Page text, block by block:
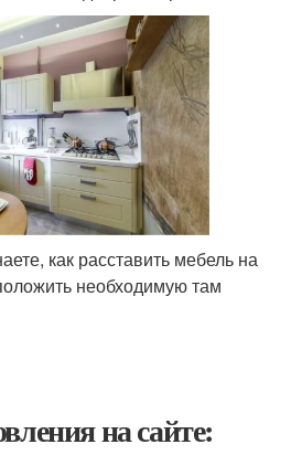
как расставить мебель на
необходимую там
на сайте: